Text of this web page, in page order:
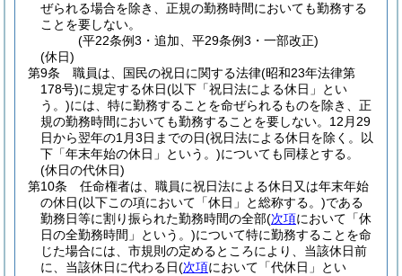
ぜられる場合を除き、正規の勤務時間においても勤務する
ことを要しない。
(平22条例3・追加、平29条例3・一部改正)
(休日)
第9条
職員は、国民の祝日に関する法律(昭和23年法律第
178号)に規定する休日(以下「祝日法による休日」とい
う。)には、特に勤務することを命ぜられるものを除き、正
規の勤務時間においても勤務することを要しない。 12月29
日から翌年の1月3日までの日(祝日法による休日を除く。以
下「年末年始の休日」という。)についても同様とする。
(休日の代休日)
第10条
任命権者は、職員に祝日法による休日又は年末年始
の休日(以下この項において「休日」と総称する。)である
勤務日等に割り振られた勤務時間の全部(次項において「休
日の全勤務時間」という。)について特に勤務することを命
じた場合には、市規則の定めるところにより、当該休日前
に、当該休日に代わる日(次項において「代休日」とい